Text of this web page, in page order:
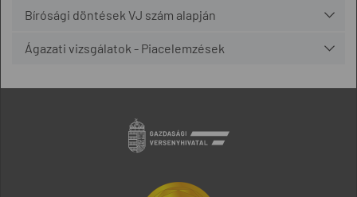
Bírósági döntések VJ szám alapján
Ágazati vizsgálatok - Piacelemzések